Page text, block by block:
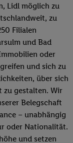
Lidl möglich zu
zu
Filialen
und Bad
oder
und sich zu
über sich
zu gestalten. Wir
Belegschaft
– unabhängig
oder Nationalität.
und setzen